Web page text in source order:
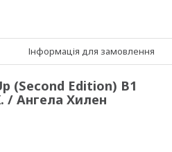
Інформація для замовлення
(Second Edition) B1
/ Ангела Хилен